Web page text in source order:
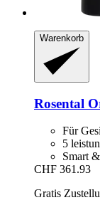
Warenkorb
Rosental
Für
5
Smart
CHF 361.93
Gratis